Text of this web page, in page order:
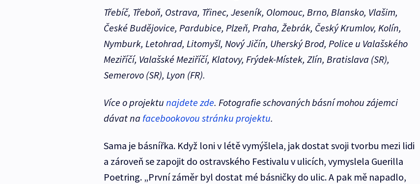
Třebíč, Třeboň, Ostrava, Třinec, Jeseník, Olomouc, Brno, Blansko, Vlašim,
České Budějovice, Pardubice, Plzeň, Praha, Žebrák, Český Krumlov, Kolín,
Nymburk, Letohrad, Litomyšl, Nový Jičín, Uherský Brod, Police u Valašského
Meziříčí, Valašské Meziříčí, Klatovy, Frýdek-Místek, Zlín, Bratislava (SR),
Semerovo (SR), Lyon (FR).
Více o projektu najdete zde. Fotografie schovaných básní mohou zájemci
dávat na facebookovou stránku projektu.
Sama je básnířka. Když loni v létě vymýšlela, jak dostat svoji tvorbu mezi lidi
a zároveň se zapojit do ostravského Festivalu v ulicích, vymyslela Guerilla
Poetring. „První záměr byl dostat mé básničky do ulic. A pak mě napadlo,